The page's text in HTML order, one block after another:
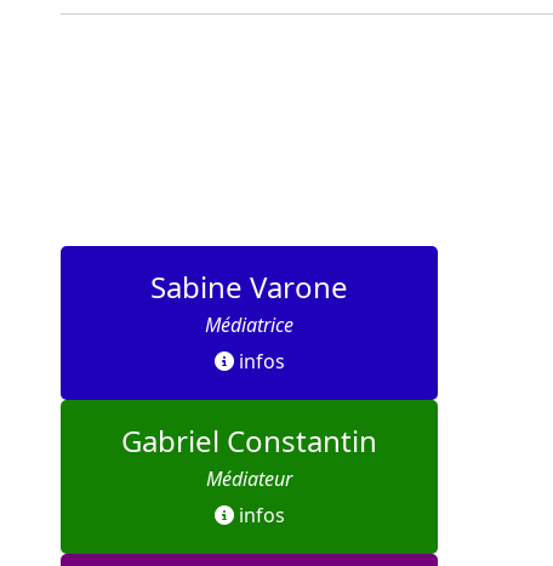
Sabine Varone
Médiatrice
infos
Gabriel Constantin
Médiateur
infos